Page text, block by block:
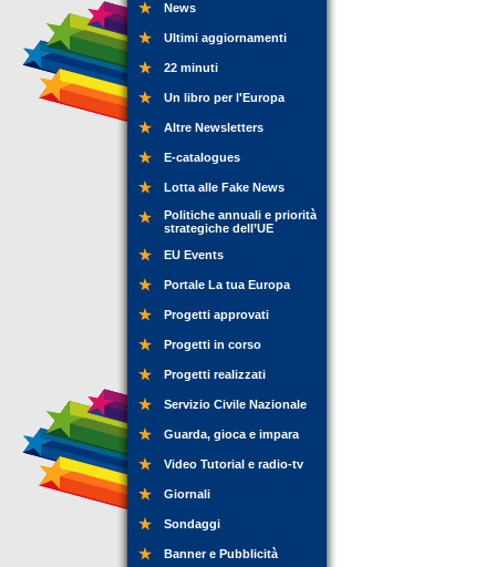
News
Ultimi aggiornamenti
22 minuti
Un libro per l'Europa
Altre Newsletters
E-catalogues
Lotta alle Fake News
Politiche annuali e priorità
strategiche dell’UE
EU Events
Portale La tua Europa
Progetti approvati
Progetti in corso
Progetti realizzati
Servizio Civile Nazionale
Guarda, gioca e impara
Video Tutorial e radio-tv
Giornali
Sondaggi
Banner e Pubblicità